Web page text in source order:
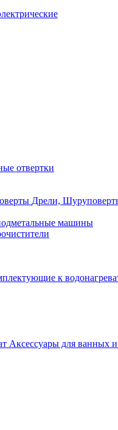
отвертки
Дрели,
машины
к
Аксессуары для ванных